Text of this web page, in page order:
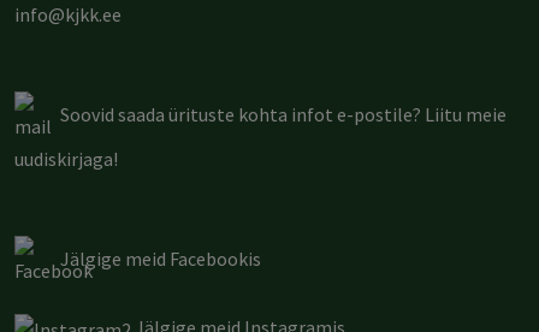
info@kjkk.ee
Soovid saada ürituste kohta infot e-postile? Liitu meie
uudiskirjaga!
Jälgige meid Facebookis
Jälgige meid Instagramis